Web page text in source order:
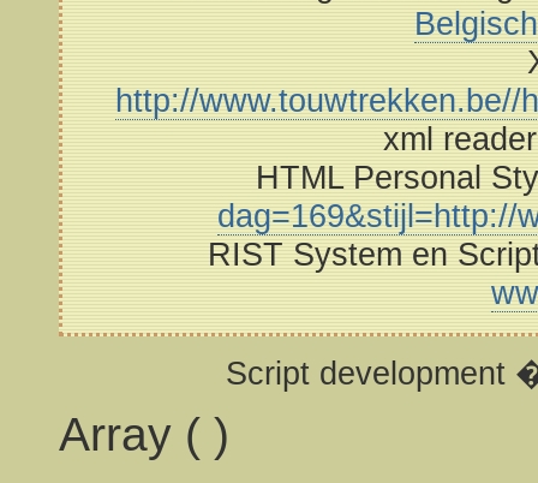
http://www.touwtrekken.be//
xml
HTML Personal
dag=169&stijl=http://
RIST System en
Script development
Array ( )